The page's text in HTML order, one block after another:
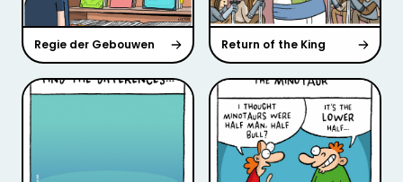
Regie der Gebouwen Return of the King